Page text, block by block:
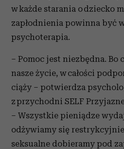
w każde starania o dziecko
zapłodnienia powinna być
psychoterapia.
– Pomoc jest niezbędna. Bo
nasze życie, w całości
ciąży – potwierdza
z przychodni SELF
– Wszystkie pieniądze
odżywiamy się
seksualne dobieramy pod